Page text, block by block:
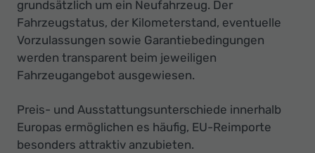
grundsätzlich um ein Neufahrzeug. Der
Fahrzeugstatus, der Kilometerstand, eventuelle
Vorzulassungen sowie Garantiebedingungen
werden transparent beim jeweiligen
Fahrzeugangebot ausgewiesen.
Preis- und Ausstattungsunterschiede innerhalb
Europas ermöglichen es häufig, EU-Reimporte
besonders attraktiv anzubieten.